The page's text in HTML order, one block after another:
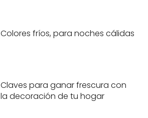
Colores fríos, para noches cálidas
Claves para ganar frescura con
la decoración de tu hogar